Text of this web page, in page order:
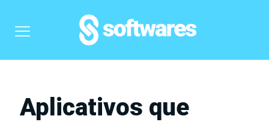
Aplicativos que